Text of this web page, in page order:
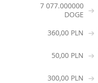
7 077.000000
DOGE
360,00 PLN
50,00 PLN
300,00 PLN